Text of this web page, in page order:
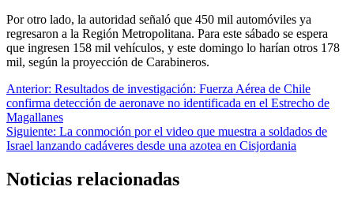
Por otro lado, la autoridad señaló que 450 mil automóviles ya
regresaron a la Región Metropolitana. Para este sábado se espera
que ingresen 158 mil vehículos, y este domingo lo harían otros 178
mil, según la proyección de Carabineros.
Navegación
de
entradas
Anterior: Resultados de investigación: Fuerza Aérea de Chile
confirma detección de aeronave no identificada en el Estrecho de
Magallanes
Siguiente: La conmoción por el video que muestra a soldados de
Israel lanzando cadáveres desde una azotea en Cisjordania
Noticias relacionadas